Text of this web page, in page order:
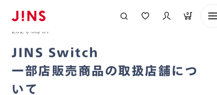
0
一部店販売商品の取扱店舗について
2024/03/07
JINS Switch
一部店販売商品の取扱店舗につ
いて